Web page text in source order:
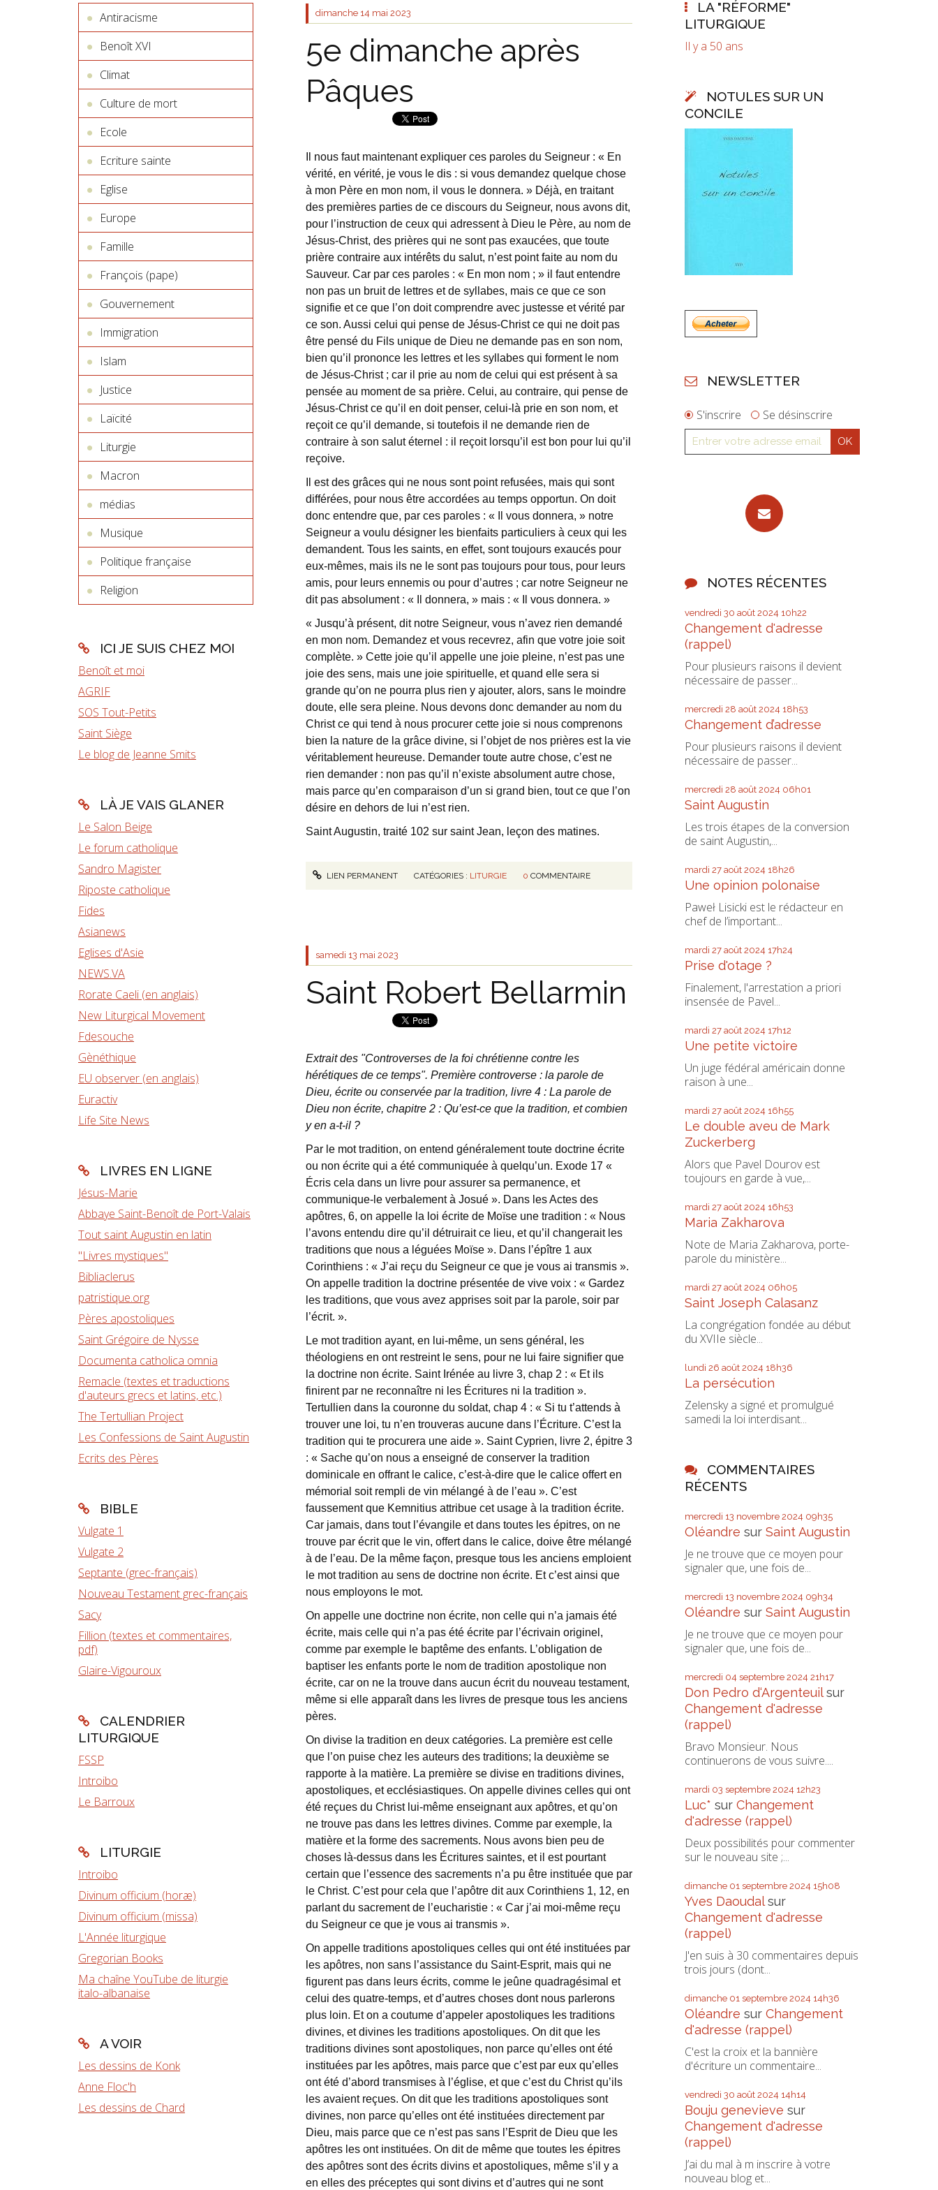
Antiracisme
Benoît XVI
Climat
Culture de mort
Ecole
Ecriture sainte
Eglise
Europe
Famille
François (pape)
Gouvernement
Immigration
Islam
Justice
Laïcité
Liturgie
Macron
médias
Musique
Politique française
Religion
ICI JE SUIS CHEZ MOI
Benoît et moi
AGRIF
SOS Tout-Petits
Saint Siège
Le blog de Jeanne Smits
LÀ JE VAIS GLANER
Le Salon Beige
Le forum catholique
Sandro Magister
Riposte catholique
Fides
Asianews
Eglises d'Asie
NEWS.VA
Rorate Caeli (en anglais)
New Liturgical Movement
Fdesouche
Gènéthique
EU observer (en anglais)
Euractiv
Life Site News
LIVRES EN LIGNE
Jésus-Marie
Abbaye Saint-Benoît de Port-Valais
Tout saint Augustin en latin
"Livres mystiques"
Bibliaclerus
patristique.org
Pères apostoliques
Saint Grégoire de Nysse
Documenta catholica omnia
Remacle (textes et traductions
d'auteurs grecs et latins, etc.)
The Tertullian Project
Les Confessions de Saint Augustin
Ecrits des Pères
BIBLE
Vulgate 1
Vulgate 2
Septante (grec-français)
Nouveau Testament grec-français
Sacy
Fillion (textes et commentaires,
pdf)
Glaire-Vigouroux
CALENDRIER
LITURGIQUE
FSSP
Introibo
Le Barroux
LITURGIE
Introibo
Divinum officium (horæ)
Divinum officium (missa)
L'Année liturgique
Gregorian Books
Ma chaîne YouTube de liturgie
italo-albanaise
A VOIR
Les dessins de Konk
Anne Floc'h
Les dessins de Chard
dimanche 14 mai 2023
5e dimanche après
Pâques
Il nous faut maintenant expliquer ces paroles du Seigneur : « En
vérité, en vérité, je vous le dis : si vous demandez quelque chose
à mon Père en mon nom, il vous le donnera. » Déjà, en traitant
des premières parties de ce discours du Seigneur, nous avons dit,
pour l’instruction de ceux qui adressent à Dieu le Père, au nom de
Jésus-Christ, des prières qui ne sont pas exaucées, que toute
prière contraire aux intérêts du salut, n’est point faite au nom du
Sauveur. Car par ces paroles : « En mon nom ; » il faut entendre
non pas un bruit de lettres et de syllabes, mais ce que ce son
signifie et ce que l’on doit comprendre avec justesse et vérité par
ce son. Aussi celui qui pense de Jésus-Christ ce qui ne doit pas
être pensé du Fils unique de Dieu ne demande pas en son nom,
bien qu’il prononce les lettres et les syllabes qui forment le nom
de Jésus-Christ ; car il prie au nom de celui qui est présent à sa
pensée au moment de sa prière. Celui, au contraire, qui pense de
Jésus-Christ ce qu’il en doit penser, celui-là prie en son nom, et
reçoit ce qu’il demande, si toutefois il ne demande rien de
contraire à son salut éternel : il reçoit lorsqu’il est bon pour lui qu’il
reçoive.
Il est des grâces qui ne nous sont point refusées, mais qui sont
différées, pour nous être accordées au temps opportun. On doit
donc entendre que, par ces paroles : « Il vous donnera, » notre
Seigneur a voulu désigner les bienfaits particuliers à ceux qui les
demandent. Tous les saints, en effet, sont toujours exaucés pour
eux-mêmes, mais ils ne le sont pas toujours pour tous, pour leurs
amis, pour leurs ennemis ou pour d’autres ; car notre Seigneur ne
dit pas absolument : « Il donnera, » mais : « Il vous donnera. »
« Jusqu’à présent, dit notre Seigneur, vous n’avez rien demandé
en mon nom. Demandez et vous recevrez, afin que votre joie soit
complète. » Cette joie qu’il appelle une joie pleine, n’est pas une
joie des sens, mais une joie spirituelle, et quand elle sera si
grande qu’on ne pourra plus rien y ajouter, alors, sans le moindre
doute, elle sera pleine. Nous devons donc demander au nom du
Christ ce qui tend à nous procurer cette joie si nous comprenons
bien la nature de la grâce divine, si l’objet de nos prières est la vie
véritablement heureuse. Demander toute autre chose, c’est ne
rien demander : non pas qu’il n’existe absolument autre chose,
mais parce qu’en comparaison d’un si grand bien, tout ce que l’on
désire en dehors de lui n’est rien.
Saint Augustin, traité 102 sur saint Jean, leçon des matines.
LIEN PERMANENT CATÉGORIES : LITURGIE 0 COMMENTAIRE
samedi 13 mai 2023
Saint Robert Bellarmin
Extrait des "Controverses de la foi chrétienne contre les
hérétiques de ce temps". Première controverse : la parole de
Dieu, écrite ou conservée par la tradition, livre 4 : La parole de
Dieu non écrite, chapitre 2 : Qu’est-ce que la tradition, et combien
y en a-t-il ?
Par le mot tradition, on entend généralement toute doctrine écrite
ou non écrite qui a été communiquée à quelqu’un. Exode 17 «
Écris cela dans un livre pour assurer sa permanence, et
communique-le verbalement à Josué ». Dans les Actes des
apôtres, 6, on appelle la loi écrite de Moïse une tradition : « Nous
l’avons entendu dire qu’il détruirait ce lieu, et qu’il changerait les
traditions que nous a léguées Moïse ». Dans l’épître 1 aux
Corinthiens : « J’ai reçu du Seigneur ce que je vous ai transmis ».
On appelle tradition la doctrine présentée de vive voix : « Gardez
les traditions, que vous avez apprises soit par la parole, soir par
l’écrit. ».
Le mot tradition ayant, en lui-même, un sens général, les
théologiens en ont restreint le sens, pour ne lui faire signifier que
la doctrine non écrite. Saint Irénée au livre 3, chap 2 : « Et ils
finirent par ne reconnaître ni les Écritures ni la tradition ».
Tertullien dans la couronne du soldat, chap 4 : « Si tu t’attends à
trouver une loi, tu n’en trouveras aucune dans l’Écriture. C’est la
tradition qui te procurera une aide ». Saint Cyprien, livre 2, épitre 3
: « Sache qu’on nous a enseigné de conserver la tradition
dominicale en offrant le calice, c’est-à-dire que le calice offert en
mémorial soit rempli de vin mélangé à de l’eau ». C’est
faussement que Kemnitius attribue cet usage à la tradition écrite.
Car jamais, dans tout l’évangile et dans toutes les épitres, on ne
trouve par écrit que le vin, offert dans le calice, doive être mélangé
à de l’eau. De la même façon, presque tous les anciens emploient
le mot tradition au sens de doctrine non écrite. Et c’est ainsi que
nous employons le mot.
On appelle une doctrine non écrite, non celle qui n’a jamais été
écrite, mais celle qui n’a pas été écrite par l’écrivain originel,
comme par exemple le baptême des enfants. L’obligation de
baptiser les enfants porte le nom de tradition apostolique non
écrite, car on ne la trouve dans aucun écrit du nouveau testament,
même si elle apparaît dans les livres de presque tous les anciens
pères.
On divise la tradition en deux catégories. La première est celle
que l’on puise chez les auteurs des traditions; la deuxième se
rapporte à la matière. La première se divise en traditions divines,
apostoliques, et ecclésiastiques. On appelle divines celles qui ont
été reçues du Christ lui-même enseignant aux apôtres, et qu’on
ne trouve pas dans les lettres divines. Comme par exemple, la
matière et la forme des sacrements. Nous avons bien peu de
choses là-dessus dans les Écritures saintes, et il est pourtant
certain que l’essence des sacrements n’a pu être instituée que par
le Christ. C’est pour cela que l’apôtre dit aux Corinthiens 1, 12, en
parlant du sacrement de l’eucharistie : « Car j’ai moi-même reçu
du Seigneur ce que je vous ai transmis ».
On appelle traditions apostoliques celles qui ont été instituées par
les apôtres, non sans l’assistance du Saint-Esprit, mais qui ne
figurent pas dans leurs écrits, comme le jeûne quadragésimal et
celui des quatre-temps, et d’autres choses dont nous parlerons
plus loin. Et on a coutume d’appeler apostoliques les traditions
divines, et divines les traditions apostoliques. On dit que les
traditions divines sont apostoliques, non parce qu’elles ont été
instituées par les apôtres, mais parce que c’est par eux qu’elles
ont été d’abord transmises à l’église, et que c’est du Christ qu’ils
les avaient reçues. On dit que les traditions apostoliques sont
divines, non parce qu’elles ont été instituées directement par
Dieu, mais parce que ce n’est pas sans l’Esprit de Dieu que les
apôtres les ont instituées. On dit de même que toutes les épitres
des apôtres sont des écrits divins et apostoliques, même s’il y a
en elles des préceptes qui sont divins et d’autres qui ne sont
LA "RÉFORME"
LITURGIQUE
Il y a 50 ans
NOTULES SUR UN
CONCILE
NEWSLETTER
S'inscrire Se désinscrire
NOTES RÉCENTES
vendredi 30 août 2024 10h22
Changement d'adresse
(rappel)
Pour plusieurs raisons il devient
nécessaire de passer...
mercredi 28 août 2024 18h53
Changement d’adresse
Pour plusieurs raisons il devient
nécessaire de passer...
mercredi 28 août 2024 06h01
Saint Augustin
Les trois étapes de la conversion
de saint Augustin,...
mardi 27 août 2024 18h26
Une opinion polonaise
Paweł Lisicki est le rédacteur en
chef de l’important...
mardi 27 août 2024 17h24
Prise d'otage ?
Finalement, l'arrestation a priori
insensée de Pavel...
mardi 27 août 2024 17h12
Une petite victoire
Un juge fédéral américain donne
raison à une...
mardi 27 août 2024 16h55
Le double aveu de Mark
Zuckerberg
Alors que Pavel Dourov est
toujours en garde à vue,...
mardi 27 août 2024 16h53
Maria Zakharova
Note de Maria Zakharova, porte-
parole du ministère...
mardi 27 août 2024 06h05
Saint Joseph Calasanz
La congrégation fondée au début
du XVIIe siècle...
lundi 26 août 2024 18h36
La persécution
Zelensky a signé et promulgué
samedi la loi interdisant...
COMMENTAIRES
RÉCENTS
mercredi 13 novembre 2024 09h35
Oléandre sur Saint Augustin
Je ne trouve que ce moyen pour
signaler que, une fois de...
mercredi 13 novembre 2024 09h34
Oléandre sur Saint Augustin
Je ne trouve que ce moyen pour
signaler que, une fois de...
mercredi 04 septembre 2024 21h17
Don Pedro d‘Argenteuilsur
Changement d'adresse
(rappel)
Bravo Monsieur. Nous
continuerons de vous suivre....
mardi 03 septembre 2024 12h23
Luc* sur Changement
d'adresse (rappel)
Deux possibilités pour commenter
sur le nouveau site ;...
dimanche 01 septembre 2024 15h08
Yves Daoudalsur
Changement d'adresse
(rappel)
J'en suis à 30 commentaires depuis
trois jours (dont...
dimanche 01 septembre 2024 14h36
Oléandre sur Changement
d'adresse (rappel)
C'est la croix et la bannière
d'écriture un commentaire...
vendredi 30 août 2024 14h14
Bouju genevieve sur
Changement d'adresse
(rappel)
J’ai du mal à m inscrire à votre
nouveau blog et...